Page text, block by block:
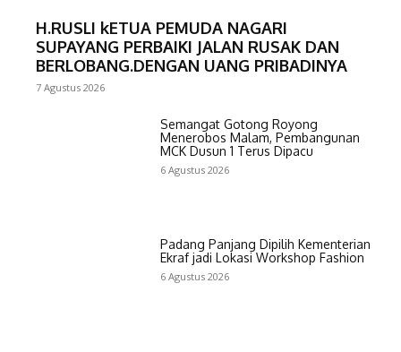
H.RUSLI kETUA PEMUDA NAGARI
SUPAYANG PERBAIKI JALAN RUSAK DAN
BERLOBANG.DENGAN UANG PRIBADINYA
7 Agustus 2026
Semangat Gotong Royong
Menerobos Malam, Pembangunan
MCK Dusun 1 Terus Dipacu
6 Agustus 2026
Padang Panjang Dipilih Kementerian
Ekraf jadi Lokasi Workshop Fashion
6 Agustus 2026